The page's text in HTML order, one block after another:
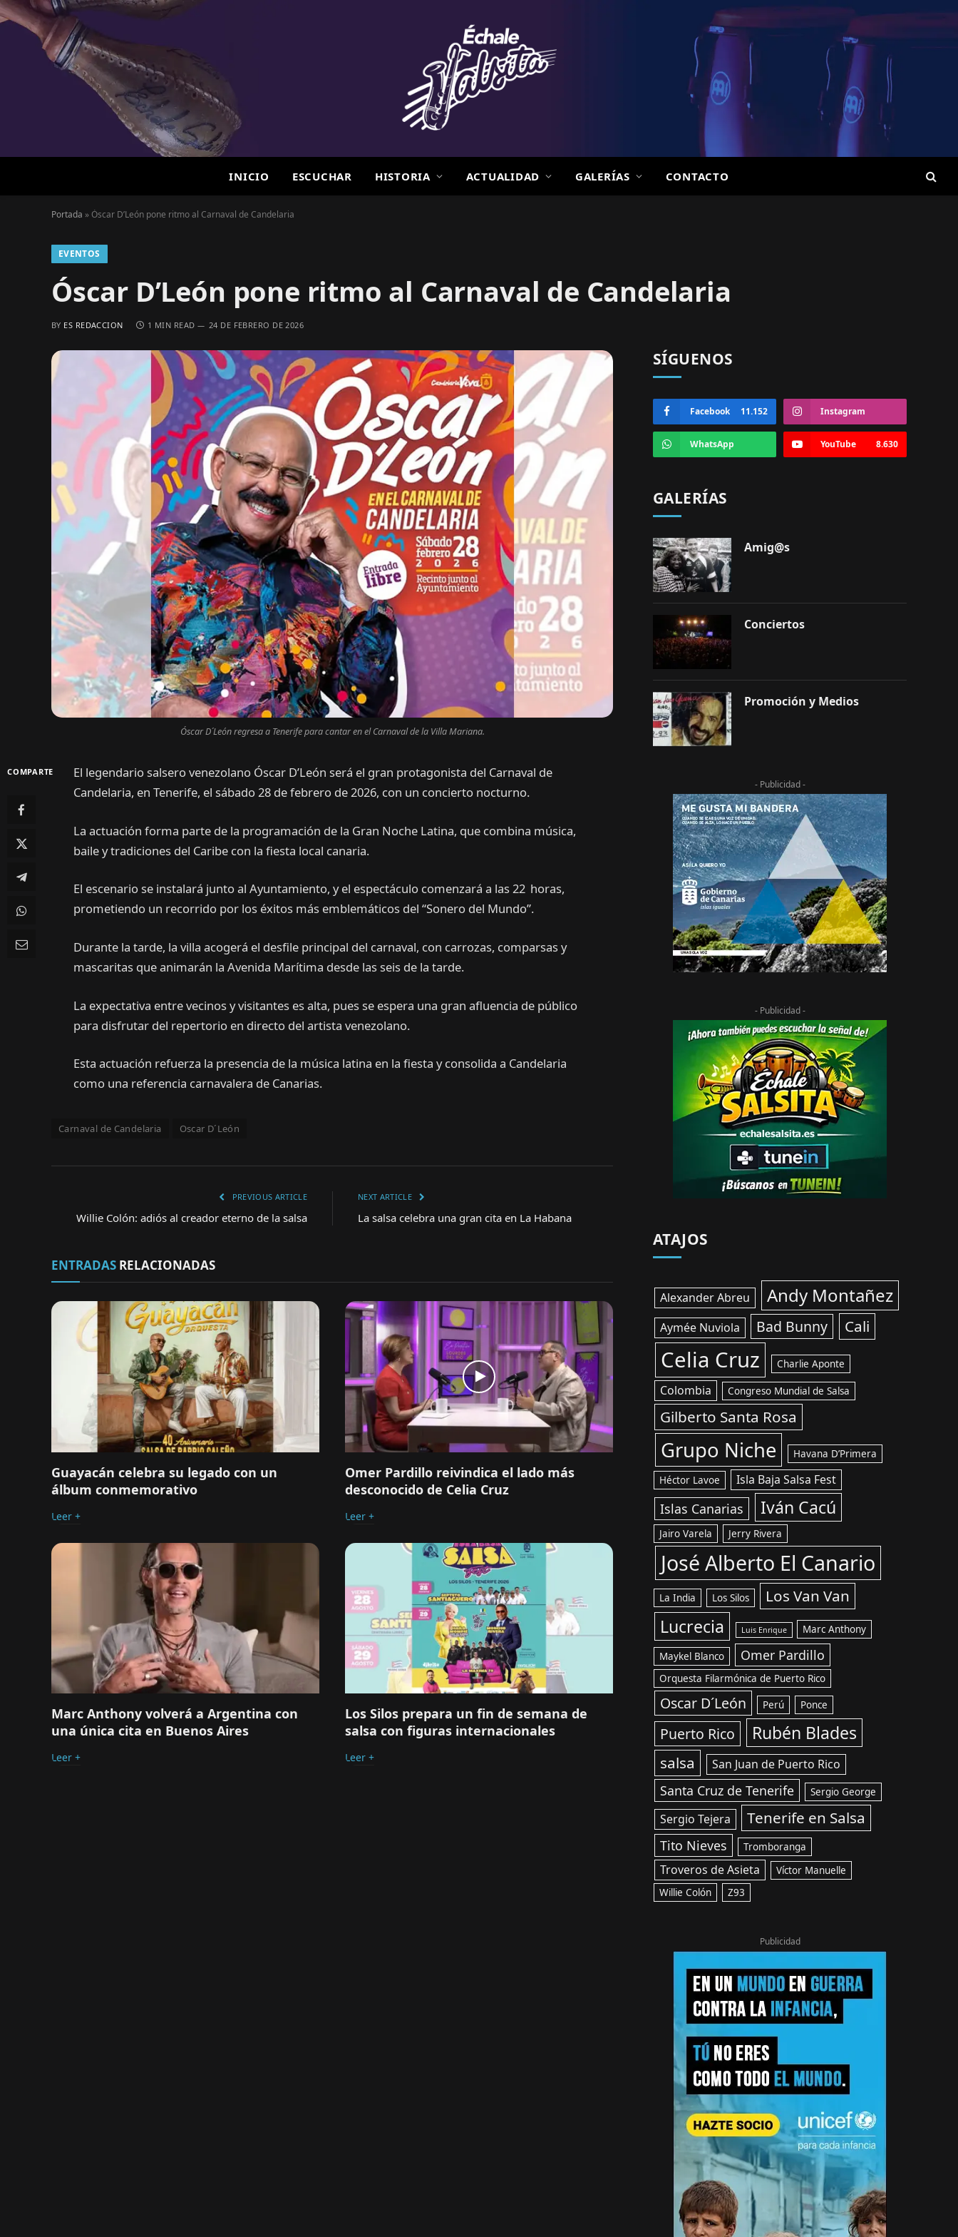
INICIO ESCUCHAR HISTORIA ACTUALIDAD GALERÍAS CONTACTO
Portada » Óscar D’León pone ritmo al Carnaval de Candelaria
EVENTOS
Óscar D’León pone ritmo al Carnaval de Candelaria
BY ES REDACCION 1 MIN READ 24 DE FEBRERO DE 2026
Óscar D´León regresa a Tenerife para cantar en el Carnaval de la Villa Mariana.
COMPARTE
El legendario salsero venezolano Óscar D’León será el gran protagonista del Carnaval de
Candelaria, en Tenerife, el sábado 28 de febrero de 2026, con un concierto nocturno.
La actuación forma parte de la programación de la Gran Noche Latina, que combina música,
baile y tradiciones del Caribe con la fiesta local canaria.
El escenario se instalará junto al Ayuntamiento, y el espectáculo comenzará a las 22 horas,
prometiendo un recorrido por los éxitos más emblemáticos del “Sonero del Mundo”.
Durante la tarde, la villa acogerá el desfile principal del carnaval, con carrozas, comparsas y
mascaritas que animarán la Avenida Marítima desde las seis de la tarde.
La expectativa entre vecinos y visitantes es alta, pues se espera una gran afluencia de público
para disfrutar del repertorio en directo del artista venezolano.
Esta actuación refuerza la presencia de la música latina en la fiesta y consolida a Candelaria
como una referencia carnavalera de Canarias.
Carnaval de Candelaria Oscar D´León
PREVIOUS ARTICLE
Willie Colón: adiós al creador eterno de la salsa
NEXT ARTICLE
La salsa celebra una gran cita en La Habana
ENTRADAS RELACIONADAS
Guayacán celebra su legado con un
álbum conmemorativo
Leer +
Omer Pardillo reivindica el lado más
desconocido de Celia Cruz
Leer +
Marc Anthony volverá a Argentina con
una única cita en Buenos Aires
Leer +
Los Silos prepara un fin de semana de
salsa con figuras internacionales
Leer +
SÍGUENOS
Facebook 11.152 Instagram
WhatsApp YouTube 8.630
GALERÍAS
Amig@s
Conciertos
Promoción y Medios
- Publicidad -
- Publicidad -
ATAJOS
Alexander Abreu Andy Montañez
Aymée Nuviola Bad Bunny Cali
Celia Cruz Charlie Aponte
Colombia Congreso Mundial de Salsa
Gilberto Santa Rosa
Grupo Niche Havana D’Primera
Héctor Lavoe Isla Baja Salsa Fest
Islas Canarias Iván Cacú
Jairo Varela Jerry Rivera
José Alberto El Canario
La India Los Silos Los Van Van
Lucrecia Luis Enrique Marc Anthony
Maykel Blanco Omer Pardillo
Orquesta Filarmónica de Puerto Rico
Oscar D´León Perú Ponce
Puerto Rico Rubén Blades
salsa San Juan de Puerto Rico
Santa Cruz de Tenerife Sergio George
Sergio Tejera Tenerife en Salsa
Tito Nieves Tromboranga
Troveros de Asieta
Víctor Manuelle
Willie Colón
Z93
Publicidad